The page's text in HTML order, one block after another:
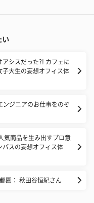
い
シスだった?! カフェに
大生の妄想オフィス体
ンジニアのお仕事をのぞ
気商品を生み出すプロ意
パスの妄想オフィス体
圏： 秋田谷恒紀さん